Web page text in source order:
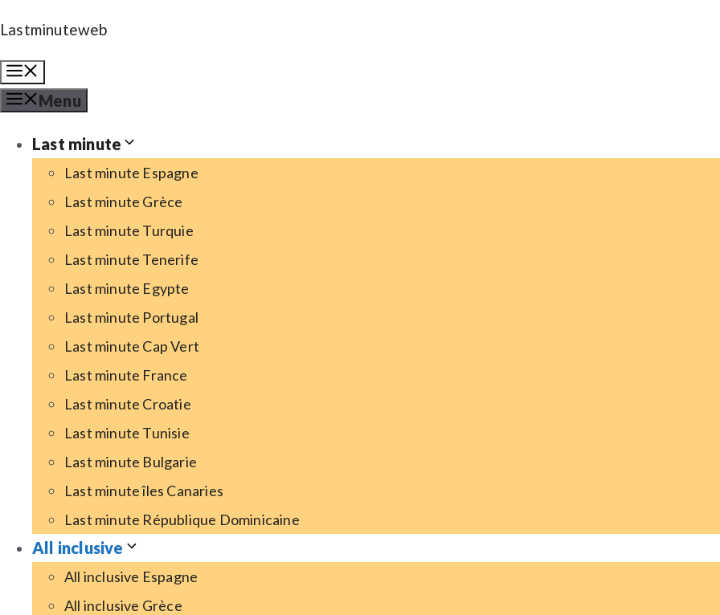
Aller
au
contenu
Lastminuteweb
Menu
Last minute
Last minute Espagne
Last minute Grèce
Last minute Turquie
Last minute Tenerife
Last minute Egypte
Last minute Portugal
Last minute Cap Vert
Last minute France
Last minute Croatie
Last minute Tunisie
Last minute Bulgarie
Last minute îles Canaries
Last minute République Dominicaine
All inclusive
All inclusive Espagne
All inclusive Grèce